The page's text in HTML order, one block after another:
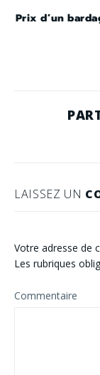
Prix d’un
LAISSEZ UN
Votre adresse de
Les rubriques
Commentaire